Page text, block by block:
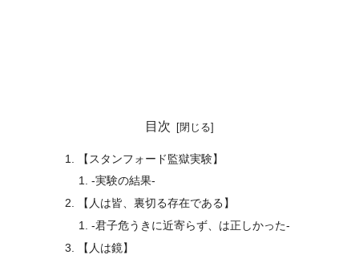
目次
【スタンフォード監獄実験】
-実験の結果-
【人は皆、裏切る存在である】
-君子危うきに近寄らず、は正しかった-
【人は鏡】